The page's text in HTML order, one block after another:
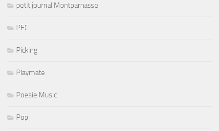
petit journal Montparnasse
PFC
Picking
Playmate
Poesie Music
Pop